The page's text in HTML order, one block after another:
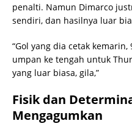
penalti. Namun Dimarco
sendiri, dan hasilnya luar
“Gol yang dia cetak
umpan ke tengah untuk
yang luar biasa, gila,”
Fisik dan
Mengagumkan